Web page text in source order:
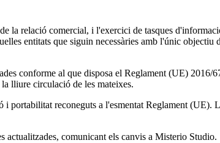
la relació comercial, i l'exercici de tasques
entitats que siguin necessàries amb l'únic
conforme al que disposa el Reglament (UE)
lliure circulació de les mateixes.
portabilitat reconeguts a l'esmentat Reglament (UE).
actualitzades, comunicant els canvis a Misterio Studio.